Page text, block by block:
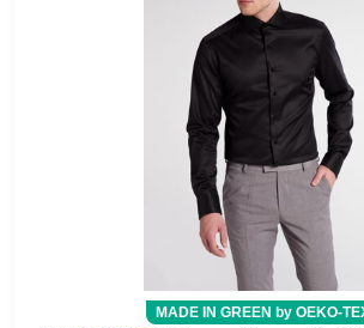
MADE IN GREEN by OEKO-